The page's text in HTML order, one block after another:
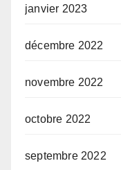
janvier 2023
décembre 2022
novembre 2022
octobre 2022
septembre 2022